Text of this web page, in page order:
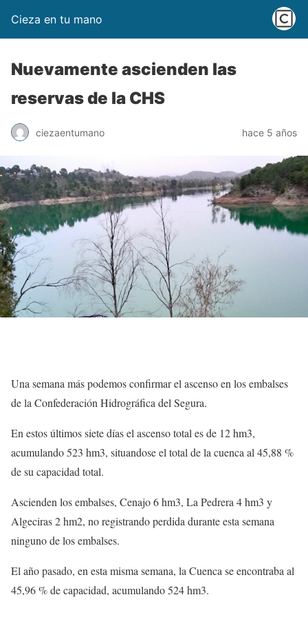
Cieza en tu mano
Nuevamente ascienden las
reservas de la CHS
ciezaentumano hace 5 años
Una semana más podemos confirmar el ascenso en los embalses
de la Confederación Hidrográfica del Segura.
En estos últimos siete días el ascenso total es de 12 hm3,
acumulando 523 hm3, situandose el total de la cuenca al 45,88 %
de su capacidad total.
Ascienden los embalses, Cenajo 6 hm3, La Pedrera 4 hm3 y
Algeciras 2 hm2, no registrando perdida durante esta semana
ninguno de los embalses.
El año pasado, en esta misma semana, la Cuenca se encontraba al
45,96 % de capacidad, acumulando 524 hm3.